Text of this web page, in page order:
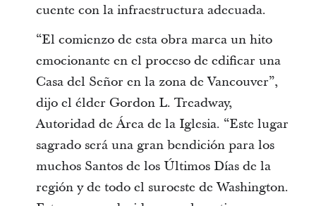
cuente con la infraestructura adecuada.
“El comienzo de esta obra marca un hito
emocionante en el proceso de edificar una
Casa del Señor en la zona de Vancouver”,
dijo el élder Gordon L. Treadway,
Autoridad de Área de la Iglesia. “Este lugar
sagrado será una gran bendición para los
muchos Santos de los Últimos Días de la
región y de todo el suroeste de Washington.